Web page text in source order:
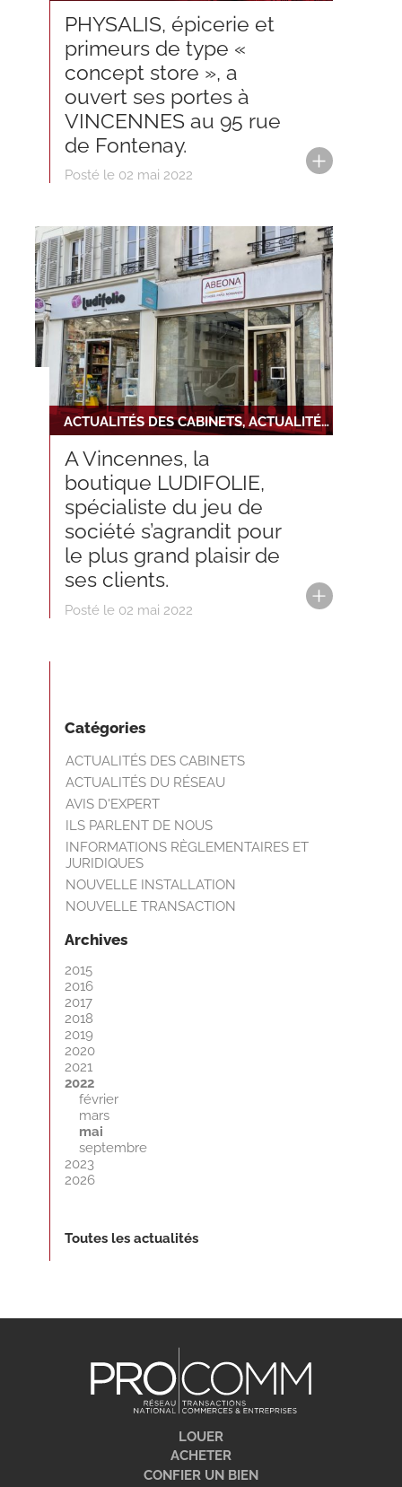
PHYSALIS, épicerie et
primeurs de type «
concept store », a
ouvert ses portes à
VINCENNES au 95 rue
de Fontenay.
Posté le 02 mai 2022
ACTUALITÉS DES CABINETS, ACTUALITÉS DU RÉSEAU, NOUVELLE TRANSACTION
A Vincennes, la
boutique LUDIFOLIE,
spécialiste du jeu de
société s’agrandit pour
le plus grand plaisir de
ses clients.
Posté le 02 mai 2022
Catégories
ACTUALITÉS DES CABINETS
ACTUALITÉS DU RÉSEAU
AVIS D'EXPERT
ILS PARLENT DE NOUS
INFORMATIONS RÈGLEMENTAIRES ET
JURIDIQUES
NOUVELLE INSTALLATION
NOUVELLE TRANSACTION
Archives
2015
2016
2017
2018
2019
2020
2021
2022
février
mars
mai
septembre
2023
2026
Toutes les actualités
LOUER
ACHETER
CONFIER UN BIEN